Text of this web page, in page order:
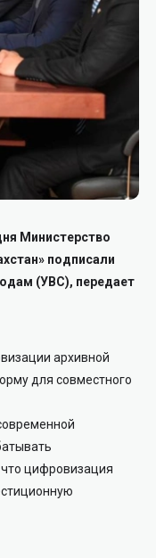
Министерство
подписали
(УВС), передает
архивной
для совместного
цифровизация